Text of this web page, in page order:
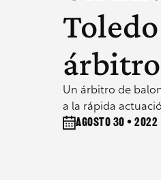
Un árbitro de
a la rápida
agosto 30 • 2022